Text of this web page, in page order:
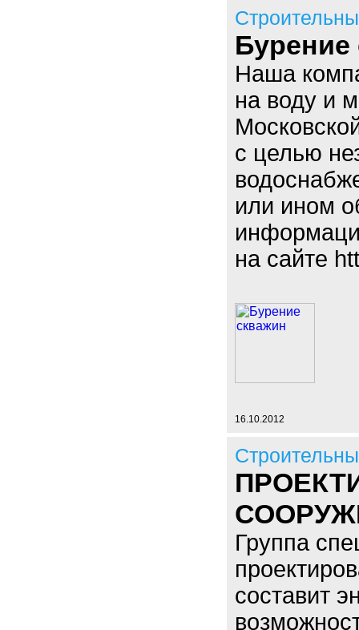
Бурение
Наша
на воду и
с целью
или ином
на сайте
16.10.2012
Группа
составит